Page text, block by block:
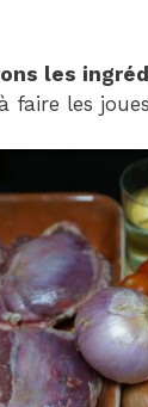
les
faire les